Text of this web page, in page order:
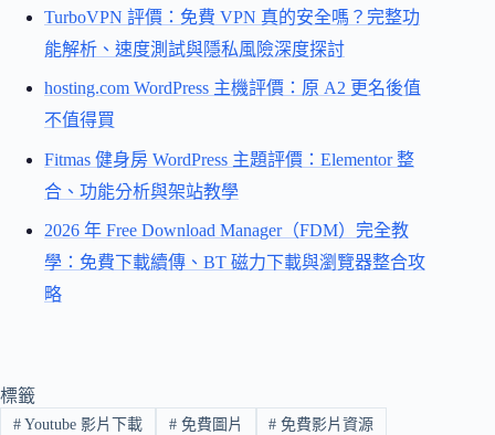
TurboVPN 評價：免費 VPN 真的安全嗎？完整功
能解析、速度測試與隱私風險深度探討
hosting.com WordPress 主機評價：原 A2 更名後值
不值得買
Fitmas 健身房 WordPress 主題評價：Elementor 整
合、功能分析與架站教學
2026 年 Free Download Manager（FDM）完全教
學：免費下載續傳、BT 磁力下載與瀏覽器整合攻
略
標籤
#Youtube 影片下載 #免費圖片 # 免費影片資源